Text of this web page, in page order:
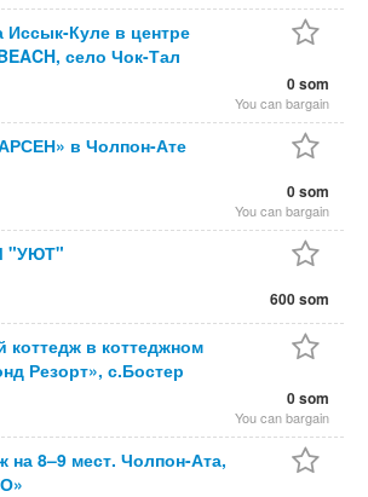
Иссык-Куле в центре
село Чок-Тал
0 som
You can bargain
в Чолпон-Ате
0 som
You can bargain
"УЮТ"
600 som
коттедж в коттеджном
Резорт», с.Бостер
0 som
You can bargain
на 8–9 мест. Чолпон-Ата,